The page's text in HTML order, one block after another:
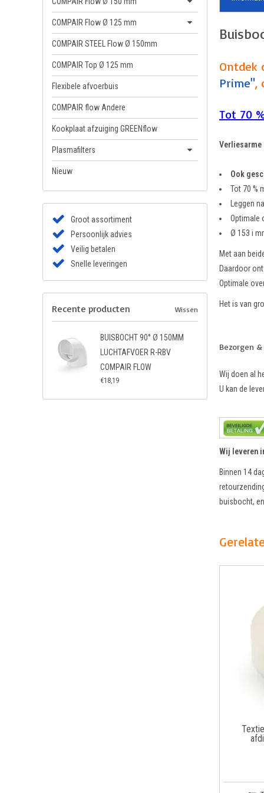
Ontdek
Prime",
Tot 70
Verliesarme
Ook
Tot 70 %
Leggen
Optimale
Ø 153 i
Met aan
Daardoor
Optimale
Het is van
Bezorgen
Wij doen al
U kan de
Wij leveren
Binnen 14
buisbocht,
COMPAIR Flow Ø 125 mm
COMPAIR STEEL Flow Ø 150mm
COMPAIR Top Ø 125 mm
Flexibele afvoerbuis
COMPAIR flow Andere
Kookplaat afzuiging GREENflow
Plasmafilters
Nieuw
Groot assortiment
Persoonlijk advies
Veilig betalen
Snelle leveringen
Recente producten Wissen
BUISBOCHT 90° Ø 150MM
LUCHTAFVOER R-RBV
COMPAIR FLOW
€18,19